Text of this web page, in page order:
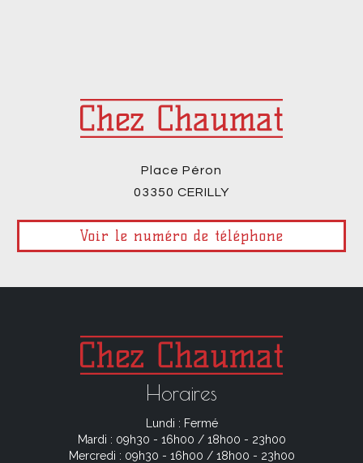
Place Péron
03350 CERILLY
Voir le numéro de téléphone
Horaires
Lundi : Fermé
Mardi : 09h30 - 16h00 / 18h00 - 23h00
Mercredi : 09h30 - 16h00 / 18h00 - 23h00